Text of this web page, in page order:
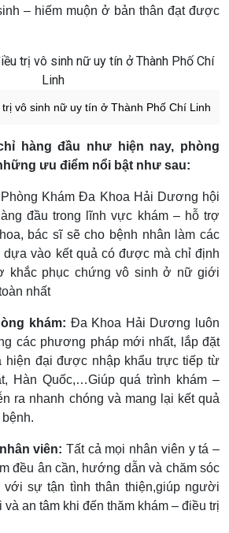
– hiếm muộn ở bản thân đạt được
vô sinh nữ uy tín ở Thành Phố Chí Linh
hàng đầu như hiện nay, phòng
ưu điểm nổi bật như sau:
Phòng Khám Đa Khoa Hải Dương hội
đầu trong lĩnh vực khám – hỗ trợ
bác sĩ sẽ cho bệnh nhân làm các
dựa vào kết quả có được mà chỉ định
khắc phục chứng vô sinh ở nữ giới
nhất
khám: Đa Khoa Hải Dương luôn
các phương pháp mới nhất, lắp đặt
hiện đại được nhập khẩu trực tiếp từ
Hàn Quốc,…Giúp quá trình khám –
ra nhanh chóng và mang lại kết quả
viên: Tất cả mọi nhân viên y tá –
đều ân cần, hướng dẫn và chăm sóc
với sự tận tình thân thiện,giúp người
an tâm khi đến thăm khám – điều trị